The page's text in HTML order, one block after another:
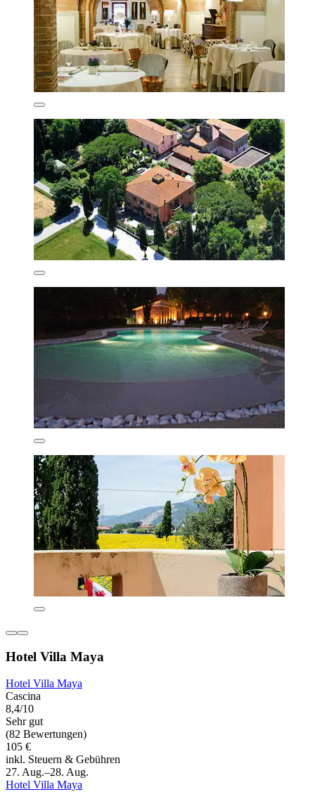
Hotel Villa Maya
Hotel Villa Maya
Cascina
8,4/10
Sehr gut
(82 Bewertungen)
105 €
inkl. Steuern & Gebühren
27. Aug.–28. Aug.
Hotel Villa Maya